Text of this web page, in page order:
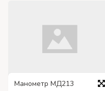
Манометр МД213